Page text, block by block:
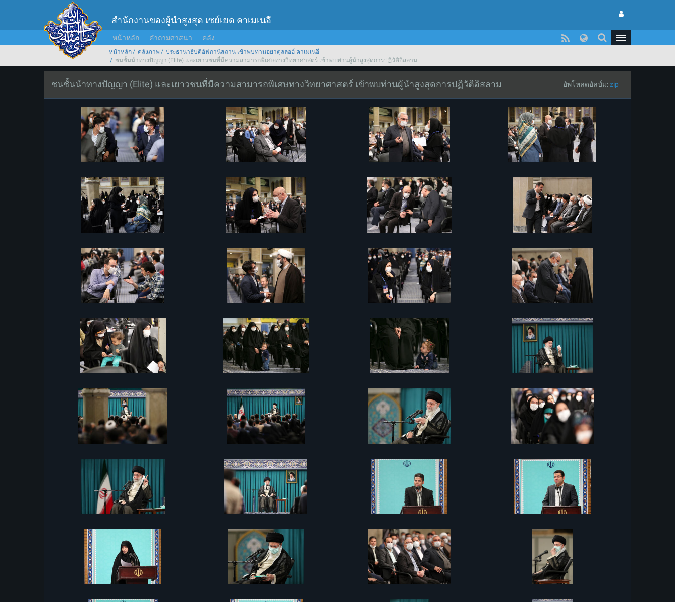
สำนักงานของผู้นำสูงสุด เซย์เยด คาเมเนอี
หน้าหลัก คำถามศาสนา คลัง
หน้าหลัก คลังภาพ
ประธานาธิบดีอัฟกานิสถาน เข้าพบท่านอยาตุลลอฮ์ คาเมเนอี
ชนชั้นนำทางปัญญา (Elite) และเยาวชนที่มีความสามารถพิเศษทางวิทยาศาสตร์ เข้าพบท่านผู้นำสูงสุดการปฏิวัติอิสลาม
ชนชั้นนำทางปัญญา (Elite) และเยาวชนที่มีความสามารถพิเศษทางวิทยาศาสตร์ เข้าพบท่านผู้นำสูงสุดการปฏิวัติอิสลาม อัพโหลดอัลบั่ม:zip